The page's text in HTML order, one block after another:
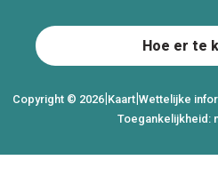
Copyright © 2026|Kaart|Wettelijke
Toegankelijkheid:
Hoe er te